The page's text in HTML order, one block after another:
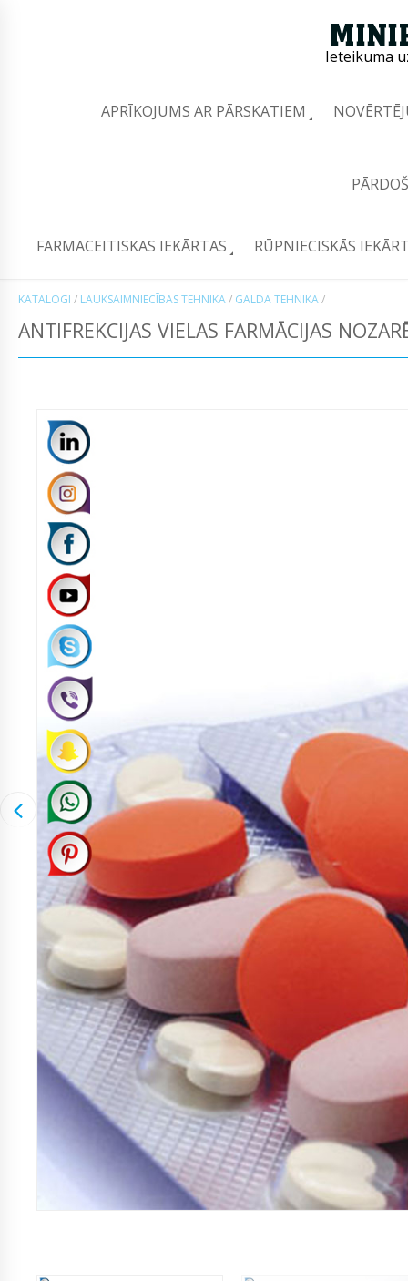
Ieteikuma
APRĪKOJUMS AR PĀRSKATIEM
FARMACEITISKAS IEKĀRTAS RŪPNIECISKĀS
KATALOGI / LAUKSAIMNIECĪBAS TEHNIKA/ GALDA TEHNIKA/
ANTIFREKCIJAS VIELAS FARMĀCIJAS